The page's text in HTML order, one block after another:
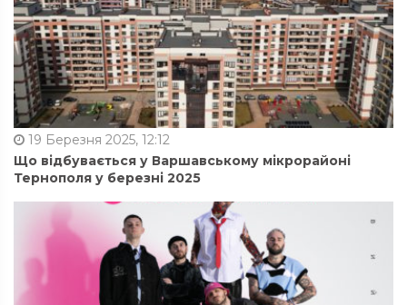
19 Березня 2025, 12:12
Що відбувається у Варшавському мікрорайоні
Тернополя у березні 2025